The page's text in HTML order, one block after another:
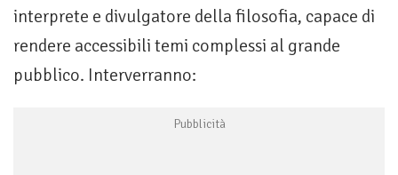
interprete e divulgatore della filosofia, capace di
rendere accessibili temi complessi al grande
pubblico. Interverranno: